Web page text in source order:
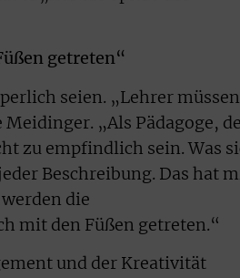
getreten“
seien. „Lehrer müssen
„Als Pädagoge,
zu empfindlich sein. Was
Beschreibung. Das hat
die
mit den Füßen getreten.“
und der Kreativität